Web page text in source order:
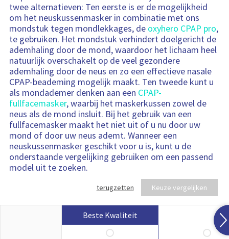
twee alternatieven: Ten eerste is er de mogelijkheid
om het neuskussenmasker in combinatie met ons
mondstuk tegen mondlekkages, de oxyhero CPAP pro,
te gebruiken. Het mondstuk verhindert doelgericht de
ademhaling door de mond, waardoor het lichaam heel
natuurlijk overschakelt op de veel gezondere
ademhaling door de neus en zo een effectieve nasale
CPAP-beademing mogelijk maakt. Ten tweede kunt u
als mondademer denken aan een CPAP-
fullfacemasker, waarbij het maskerkussen zowel de
neus als de mond insluit. Bij het gebruik van een
fullfacemasker maakt het niet uit of u nu door uw
mond of door uw neus ademt. Wanneer een
neuskussenmasker geschikt voor u is, kunt u de
onderstaande vergelijking gebruiken om een passend
model uit te zoeken.
terugzetten Keuze vergelijken
Beste Kwaliteit